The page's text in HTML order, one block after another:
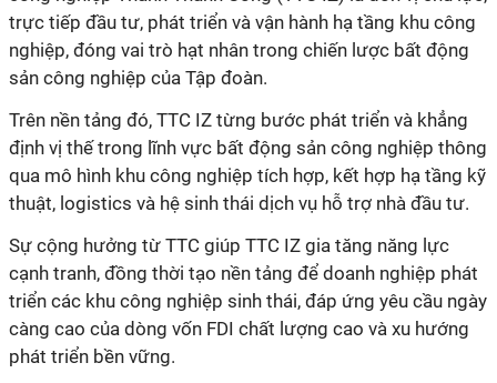
trực tiếp đầu tư, phát triển và vận hành hạ tầng khu công
nghiệp, đóng vai trò hạt nhân trong chiến lược bất động
sản công nghiệp của Tập đoàn.
Trên nền tảng đó, TTC IZ từng bước phát triển và khẳng
định vị thế trong lĩnh vực bất động sản công nghiệp thông
qua mô hình khu công nghiệp tích hợp, kết hợp hạ tầng kỹ
thuật, logistics và hệ sinh thái dịch vụ hỗ trợ nhà đầu tư.
Sự cộng hưởng từ TTC giúp TTC IZ gia tăng năng lực
cạnh tranh, đồng thời tạo nền tảng để doanh nghiệp phát
triển các khu công nghiệp sinh thái, đáp ứng yêu cầu ngày
càng cao của dòng vốn FDI chất lượng cao và xu hướng
phát triển bền vững.